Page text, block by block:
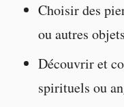
Choisir des
ou autres
Découvrir et
spirituels ou